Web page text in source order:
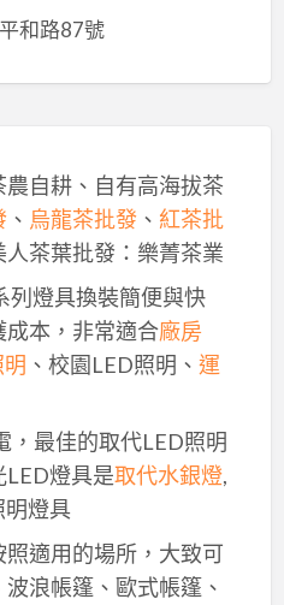
和路87號
自耕、自有高海拔茶
、 烏龍茶批發、 紅茶批
茶葉批發：樂菁茶業
列燈具換裝簡便與快
本，非常適合廠房
、校園LED照明、 運
，最佳的取代LED照明
燈具是取代水銀燈,
明燈具
適用的場所，大致可
浪帳篷、歐式帳篷、